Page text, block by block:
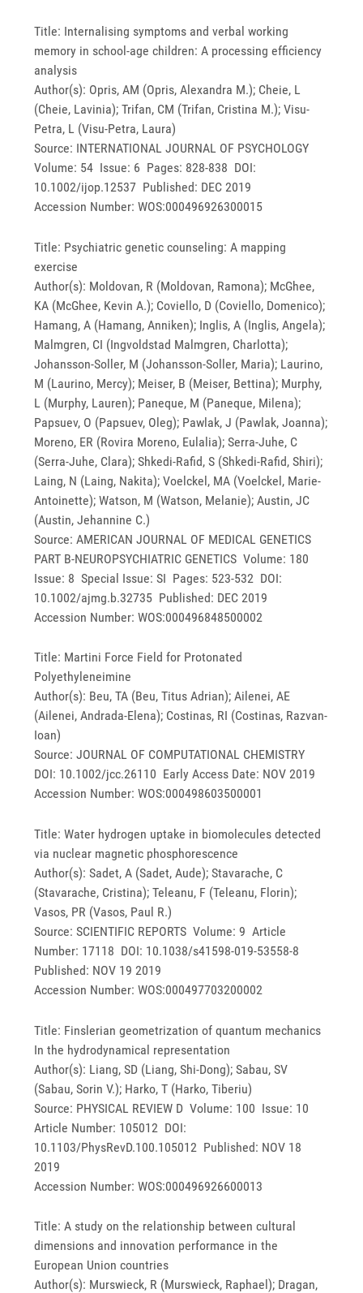
Title: Internalising symptoms and verbal working
memory in school-age children: A processing efficiency
analysis
Author(s): Opris, AM (Opris, Alexandra M.); Cheie, L
(Cheie, Lavinia); Trifan, CM (Trifan, Cristina M.); Visu-
Petra, L (Visu-Petra, Laura)
Source: INTERNATIONAL JOURNAL OF PSYCHOLOGY
Volume: 54 Issue: 6 Pages: 828-838 DOI:
10.1002/ijop.12537 Published: DEC 2019
Accession Number: WOS:000496926300015
Title: Psychiatric genetic counseling: A mapping
exercise
Author(s): Moldovan, R (Moldovan, Ramona); McGhee,
KA (McGhee, Kevin A.); Coviello, D (Coviello, Domenico);
Hamang, A (Hamang, Anniken); Inglis, A (Inglis, Angela);
Malmgren, CI (Ingvoldstad Malmgren, Charlotta);
Johansson-Soller, M (Johansson-Soller, Maria); Laurino,
M (Laurino, Mercy); Meiser, B (Meiser, Bettina); Murphy,
L (Murphy, Lauren); Paneque, M (Paneque, Milena);
Papsuev, O (Papsuev, Oleg); Pawlak, J (Pawlak, Joanna);
Moreno, ER (Rovira Moreno, Eulalia); Serra-Juhe, C
(Serra-Juhe, Clara); Shkedi-Rafid, S (Shkedi-Rafid, Shiri);
Laing, N (Laing, Nakita); Voelckel, MA (Voelckel, Marie-
Antoinette); Watson, M (Watson, Melanie); Austin, JC
(Austin, Jehannine C.)
Source: AMERICAN JOURNAL OF MEDICAL GENETICS
PART B-NEUROPSYCHIATRIC GENETICS Volume: 180
Issue: 8 Special Issue: SI Pages: 523-532 DOI:
10.1002/ajmg.b.32735 Published: DEC 2019
Accession Number: WOS:000496848500002
Title: Martini Force Field for Protonated
Polyethyleneimine
Author(s): Beu, TA (Beu, Titus Adrian); Ailenei, AE
(Ailenei, Andrada-Elena); Costinas, RI (Costinas, Razvan-
Ioan)
Source: JOURNAL OF COMPUTATIONAL CHEMISTRY
DOI: 10.1002/jcc.26110 Early Access Date: NOV 2019
Accession Number: WOS:000498603500001
Title: Water hydrogen uptake in biomolecules detected
via nuclear magnetic phosphorescence
Author(s): Sadet, A (Sadet, Aude); Stavarache, C
(Stavarache, Cristina); Teleanu, F (Teleanu, Florin);
Vasos, PR (Vasos, Paul R.)
Source: SCIENTIFIC REPORTS Volume: 9 Article
Number: 17118 DOI: 10.1038/s41598-019-53558-8
Published: NOV 19 2019
Accession Number: WOS:000497703200002
Title: Finslerian geometrization of quantum mechanics
In the hydrodynamical representation
Author(s): Liang, SD (Liang, Shi-Dong); Sabau, SV
(Sabau, Sorin V.); Harko, T (Harko, Tiberiu)
Source: PHYSICAL REVIEW D Volume: 100 Issue: 10
Article Number: 105012 DOI:
10.1103/PhysRevD.100.105012 Published: NOV 18
2019
Accession Number: WOS:000496926600013
Title: A study on the relationship between cultural
dimensions and innovation performance in the
European Union countries
Author(s): Murswieck, R (Murswieck, Raphael); Dragan,